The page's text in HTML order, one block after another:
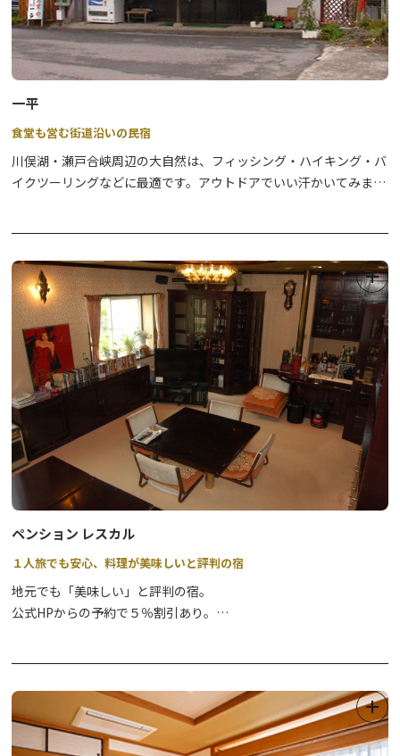
一平
食堂も営む街道沿いの民宿
川俣湖・瀬戸合峡周辺の大自然は、フィッシング・ハイキング・バ
イクツーリングなどに最適です。アウトドアでいい汗かいてみませ
をご賞味ください。
釣り情報・道路情報などもお気軽にお問合わせください。
ペンション レスカル
１人旅でも安心、料理が美味しいと評判の宿
地元でも「美味しい」と評判の宿。
公式HPからの予約で５％割引あり。